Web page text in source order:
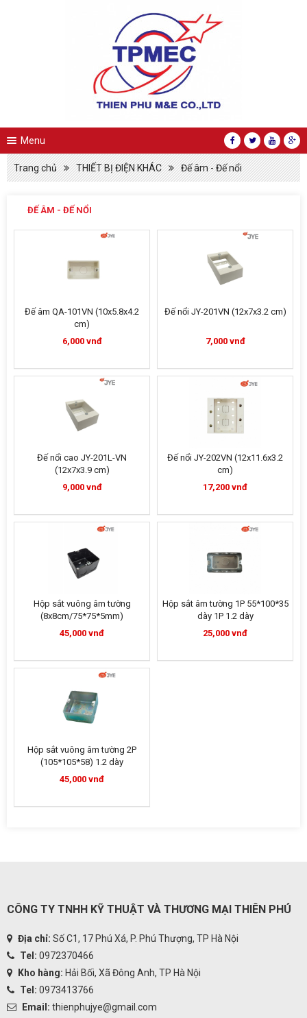
Menu
Trang chủ THIẾT BỊ ĐIỆN KHÁC Đế âm - Đế nổi
ĐẾ ÂM - ĐẾ NỔI
Đế âm QA-101VN (10x5.8x4.2
cm)
6,000 vnđ
Đế nổi JY-201VN (12x7x3.2 cm)
7,000 vnđ
Đế nổi cao JY-201L-VN
(12x7x3.9 cm)
9,000 vnđ
Đế nổi JY-202VN (12x11.6x3.2
cm)
17,200 vnđ
Hộp sắt vuông âm tường
(8x8cm/75*75*5mm)
45,000 vnđ
Hộp sắt âm tường 1P 55*100*35
dày 1P 1.2 dày
25,000 vnđ
Hộp sắt vuông âm tường 2P
(105*105*58) 1.2 dày
45,000 vnđ
CÔNG TY TNHH KỸ THUẬT VÀ THƯƠNG MẠI THIÊN PHÚ
Địa chỉ: Số C1, 17 Phú Xá, P. Phú Thượng, TP Hà Nội
Tel: 0972370466
Kho hàng: Hải Bối, Xã Đông Anh, TP Hà Nội
Tel: 0973413766
Email: thienphujye@gmail.com